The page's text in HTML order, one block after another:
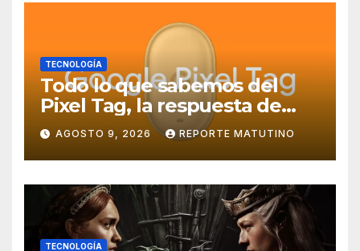
TECNOLOGÍA
Todo lo que sabemos del
Pixel Tag, la respuesta de
Google a los AirTag:
características, precio y más
AGOSTO 9, 2026 REPORTE MATUTINO
TECNOLOGÍA